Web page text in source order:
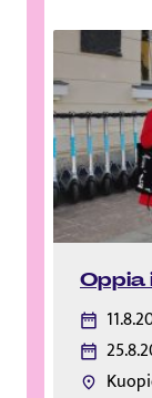
Oppia